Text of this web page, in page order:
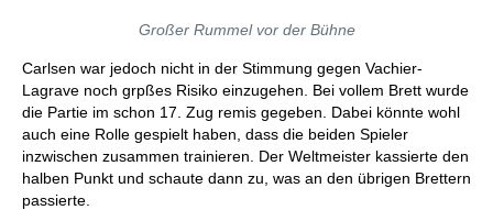
Großer Rummel vor der Bühne
Carlsen war jedoch nicht in der Stimmung gegen Vachier-
Lagrave noch grpßes Risiko einzugehen. Bei vollem Brett wurde
die Partie im schon 17. Zug remis gegeben. Dabei könnte wohl
auch eine Rolle gespielt haben, dass die beiden Spieler
inzwischen zusammen trainieren. Der Weltmeister kassierte den
halben Punkt und schaute dann zu, was an den übrigen Brettern
passierte.